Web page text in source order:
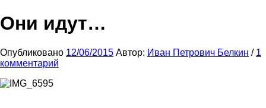
Они идут…
Опубликовано 12/06/2015 Автор: Иван Петрович Белкин / 1
комментарий